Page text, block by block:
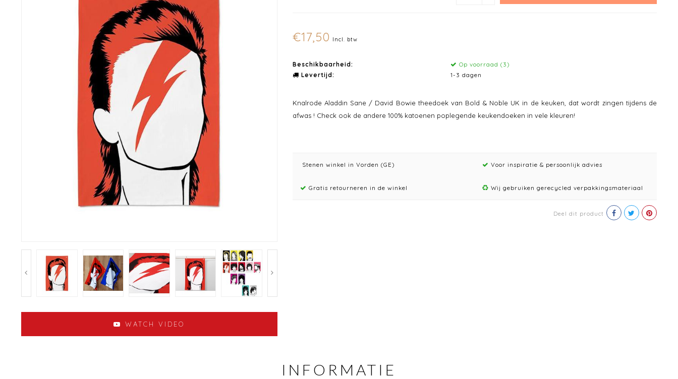
WATCH VIDEO
€17,50 Incl. btw
Beschikbaarheid:
Op voorraad (3)
Levertijd:
1-3 dagen
Knalrode Aladdin Sane / David Bowie theedoek van Bold & Noble UK in de keuken, dat wordt zingen tijdens de
afwas ! Check ook de andere 100% katoenen poplegende keukendoeken in vele kleuren!
Stenen winkel in Vorden (GE) Voor inspiratie & persoonlijk advies
Gratis retourneren in de winkel Wij gebruiken gerecycled verpakkingsmateriaal
Deel dit product
INFORMATIE